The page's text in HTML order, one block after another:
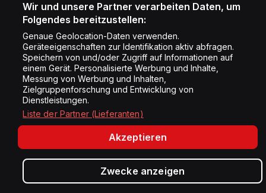
Copyright © Energy 2026
Wir und unsere Partner verarbeiten Daten, um
Folgendes bereitzustellen:
Genaue Geolocation-Daten verwenden.
Geräteeigenschaften zur Identifikation aktiv abfragen.
Speichern von und/oder Zugriff auf Informationen auf
einem Gerät. Personalisierte Werbung und Inhalte,
Messung von Werbung und Inhalten,
Zielgruppenforschung und Entwicklung von
Dienstleistungen.
Liste der Partner (Lieferanten)
Akzeptieren
Zwecke anzeigen